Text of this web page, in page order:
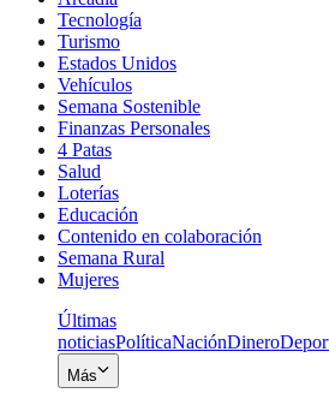
Tecnología
Turismo
Estados Unidos
Vehículos
Semana Sostenible
Finanzas Personales
4 Patas
Salud
Loterías
Educación
Contenido en colaboración
Semana Rural
Mujeres
Últimas
noticiasPolíticaNaciónDinero
Más